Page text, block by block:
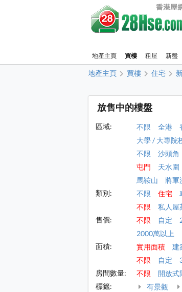
地產主頁 買樓 租屋 新盤
地產主頁 買樓 住宅
放售中的樓盤
區域: 不限 全港
大學 / 大專院
不限
沙頭角
屯門
天水圍
馬鞍山
將軍
類別:
不限 住宅
不限
私人屋
售價:
不限 自定
2000萬以上
面積:
實用面積
建
不限
自定
房間數量:
不限 開放式
標籤:
有景觀